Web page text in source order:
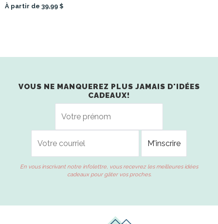
À partir de 39,99 $
VOUS NE MANQUEREZ PLUS JAMAIS D'IDÉES
CADEAUX!
En vous inscrivant notre infolettre, vous recevrez les meilleures idées
cadeaux pour gâter vos proches.